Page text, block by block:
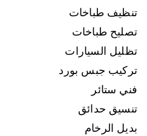
تنظيف طباخات
تصليح طباخات
تظليل السيارات
تركيب جبس بورد
فني ستائر
تنسيق حدائق
بديل الرخام